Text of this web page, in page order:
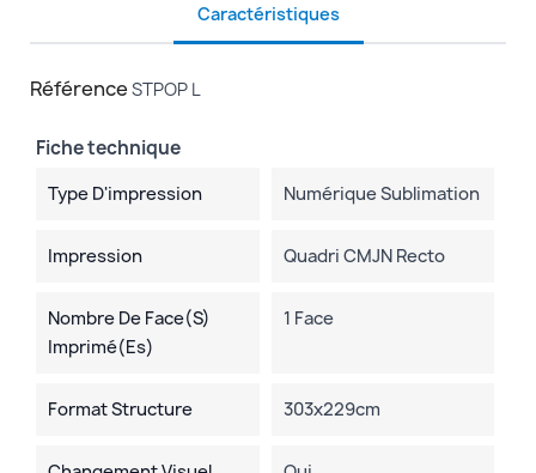
Caractéristiques
Référence STPOP L
Fiche technique
Type D'impression Numérique Sublimation
Impression Quadri CMJN Recto
Nombre De Face(s)
Imprimé(es)
1 Face
Format Structure 303x229cm